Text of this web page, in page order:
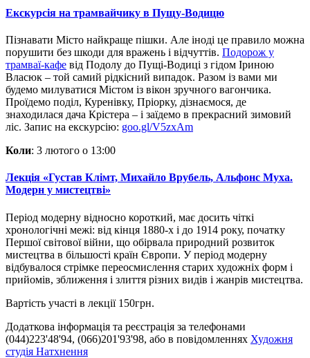
Екскурсія на трамвайчику в Пущу-Водицю
Пізнавати Місто найкраще пішки. Але іноді це правило можна
порушити без шкоди для вражень і відчуттів. Подорож у
трамваї-кафе від Подолу до Пущі-Водиці з гідом Іриною
Власюк – той самий рідкісний випадок. Разом із вами ми
будемо милуватися Містом із вікон зручного вагончика.
Проїдемо поділ, Куренівку, Пріорку, дізнаємося, де
знаходилася дача Крістера – і заїдемо в прекрасний зимовий
ліс. Запис на екскурсію: goo.gl/V5zxAm
Коли: 3 лютого о 13:00
Лекція «Густав Клімт, Михайло Врубель, Альфонс Муха.
Модерн у мистецтві»
Період модерну відносно короткий, має досить чіткі
хронологічні межі: від кінця 1880-х і до 1914 року, початку
Першої світової війни, що обірвала природний розвиток
мистецтва в більшості країн Європи. У період модерну
відбувалося стрімке переосмислення старих художніх форм і
прийомів, зближення і злиття різних видів і жанрів мистецтва.
Вартість участі в лекції 150грн.
Додаткова інформація та реєстрація за телефонами
(044)223'48'94, (066)201'93'98, або в повідомленнях Художня
студія Натхнення